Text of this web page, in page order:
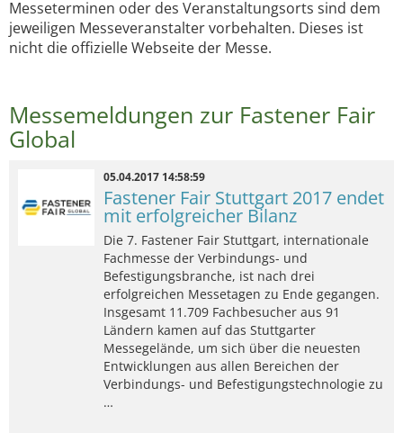
Messeterminen oder des Veranstaltungsorts sind dem
jeweiligen Messeveranstalter vorbehalten. Dieses ist
nicht die offizielle Webseite der Messe.
Messemeldungen zur Fastener Fair
Global
05.04.2017 14:58:59
Fastener Fair Stuttgart 2017 endet
mit erfolgreicher Bilanz
Die 7. Fastener Fair Stuttgart, internationale
Fachmesse der Verbindungs- und
Befestigungsbranche, ist nach drei
erfolgreichen Messetagen zu Ende gegangen.
Insgesamt 11.709 Fachbesucher aus 91
Ländern kamen auf das Stuttgarter
Messegelände, um sich über die neuesten
Entwicklungen aus allen Bereichen der
Verbindungs- und Befestigungstechnologie zu
…